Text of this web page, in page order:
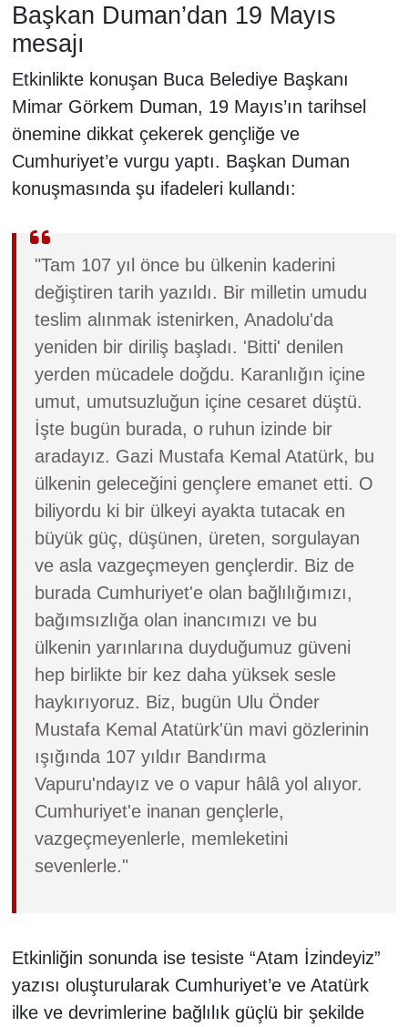
Başkan Duman’dan 19 Mayıs
mesajı
Etkinlikte konuşan Buca Belediye Başkanı
Mimar Görkem Duman, 19 Mayıs’ın tarihsel
önemine dikkat çekerek gençliğe ve
Cumhuriyet’e vurgu yaptı. Başkan Duman
konuşmasında şu ifadeleri kullandı:
"Tam 107 yıl önce bu ülkenin kaderini
değiştiren tarih yazıldı. Bir milletin umudu
teslim alınmak istenirken, Anadolu'da
yeniden bir diriliş başladı. 'Bitti' denilen
yerden mücadele doğdu. Karanlığın içine
umut, umutsuzluğun içine cesaret düştü.
İşte bugün burada, o ruhun izinde bir
aradayız. Gazi Mustafa Kemal Atatürk, bu
ülkenin geleceğini gençlere emanet etti. O
biliyordu ki bir ülkeyi ayakta tutacak en
büyük güç, düşünen, üreten, sorgulayan
ve asla vazgeçmeyen gençlerdir. Biz de
burada Cumhuriyet'e olan bağlılığımızı,
bağımsızlığa olan inancımızı ve bu
ülkenin yarınlarına duyduğumuz güveni
hep birlikte bir kez daha yüksek sesle
haykırıyoruz. Biz, bugün Ulu Önder
Mustafa Kemal Atatürk'ün mavi gözlerinin
ışığında 107 yıldır Bandırma
Vapuru'ndayız ve o vapur hâlâ yol alıyor.
Cumhuriyet'e inanan gençlerle,
vazgeçmeyenlerle, memleketini
sevenlerle."
Etkinliğin sonunda ise tesiste “Atam İzindeyiz”
yazısı oluşturularak Cumhuriyet’e ve Atatürk
ilke ve devrimlerine bağlılık güçlü bir şekilde